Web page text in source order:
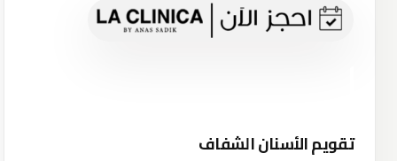
تقويم الأسنان الشفاف